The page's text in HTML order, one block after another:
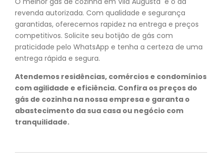
revenda autorizada. Com qualidade e segurança
garantidas, oferecemos rapidez na entrega e preços
competitivos. Solicite seu botijão de gás com
praticidade pelo WhatsApp e tenha a certeza de uma
entrega rápida e segura.
Atendemos residências, comércios e condomínios
com agilidade e eficiência. Confira os preços do
gás de cozinha na nossa empresa e garanta o
abastecimento da sua casa ou negócio com
tranquilidade.